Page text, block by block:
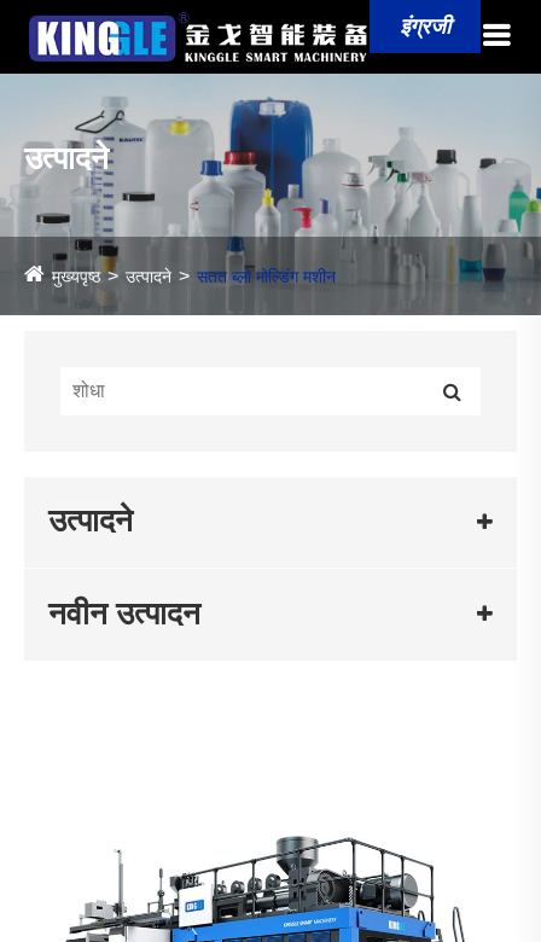
इंग्रजी
उत्पादने
मुख्यपृष्ठ उत्पादने सतत ब्लो मोल्डिंग मशीन
उत्पादने
नवीन उत्पादन